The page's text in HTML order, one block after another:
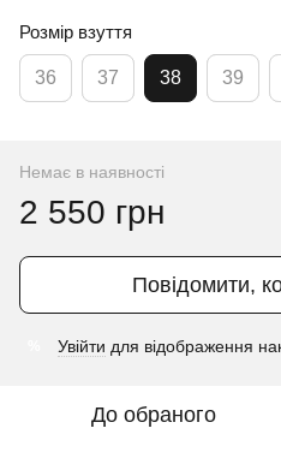
Розмір взуття
36 37 38 39
Немає в наявності
2 550 грн
Повідомити,
Увійти для відображення
До обраного